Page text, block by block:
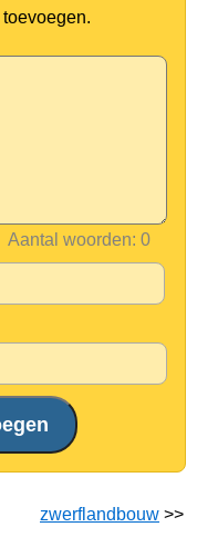
toevoegen.
Aantal woorden:
zwerflandbouw >>